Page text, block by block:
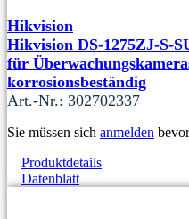
Hikvision
Hikvision DS-1275ZJ-S-
für
korrosionsbeständig
Art.-Nr.: 302702337
Sie müssen sich anmelden
Produktdetails
Datenblatt